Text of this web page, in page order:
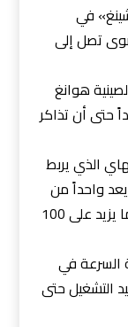
قطار «فوشينغ» في
تصل إلى
هوانغ
حتى أن تذاكر
الذي يربط
يعد واحداً من
أكثر القطارات ازدحاماً في البلاد، إذ ينقل ما يزيد على 100
السرعة في
قيد التشغيل حتى